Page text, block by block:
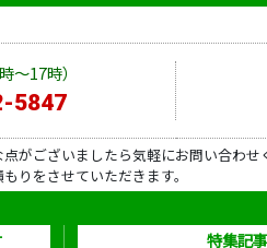
～17時）
5847
がございましたら気軽にお問い合わ
りをさせていただきます。
特集記事